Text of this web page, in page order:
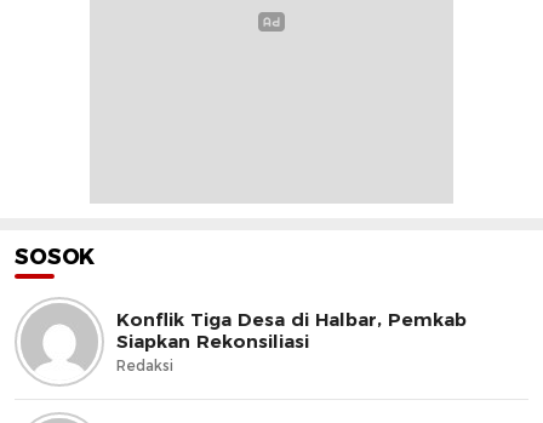
SOSOK
Konflik Tiga Desa di Halbar, Pemkab
Siapkan Rekonsiliasi
Redaksi